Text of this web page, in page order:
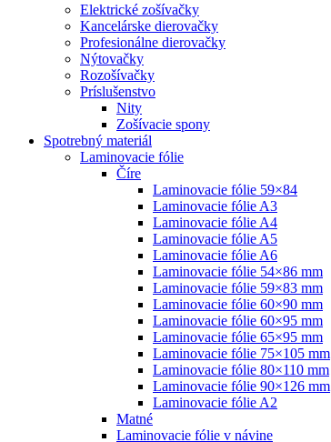
Elektrické zošívačky
Kancelárske dierovačky
Profesionálne dierovačky
Nýtovačky
Rozošívačky
Príslušenstvo
Nity
Zošívacie spony
Spotrebný materiál
Laminovacie fólie
Číre
Laminovacie fólie 59×84
Laminovacie fólie A3
Laminovacie fólie A4
Laminovacie fólie A5
Laminovacie fólie A6
Laminovacie fólie 54×86 mm
Laminovacie fólie 59×83 mm
Laminovacie fólie 60×90 mm
Laminovacie fólie 60×95 mm
Laminovacie fólie 65×95 mm
Laminovacie fólie 75×105 mm
Laminovacie fólie 80×110 mm
Laminovacie fólie 90×126 mm
Laminovacie fólie A2
Matné
Laminovacie fólie v návine